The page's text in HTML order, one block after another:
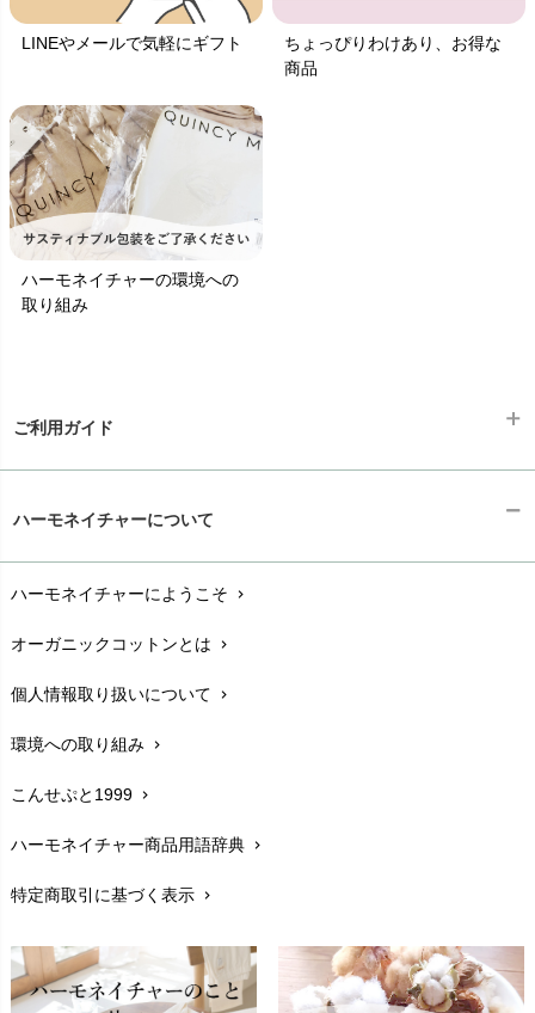
LINEやメールで気軽にギフト
ちょっぴりわけあり、お得な
商品
ハーモネイチャーの環境への
取り組み
ご利用ガイド
配送と送料chevron_right
在庫状況と発送予定chevron_right
サイズ・寸法chevron_right
生地・素材chevron_right
お手入れについて
レビューを書こうchevron_right
返品交換chevron_right
FAXでのご注文
お問い合わせchevron_right
ハーモネイチャーについて
ハーモネイチャーにようこそ chevron_right
オーガニックコットンとは chevron_right
個人情報取り扱いについて chevron_right
環境への取り組み chevron_right
こんせぷと1999 chevron_right
ハーモネイチャー商品用語辞典 chevron_right
特定商取引に基づく表示 chevron_right